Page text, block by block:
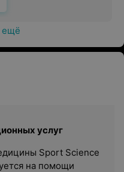
ещё
услуг
Sport Science
на помощи